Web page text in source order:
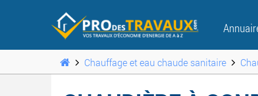
Chauffage et eau chaude sanitaire